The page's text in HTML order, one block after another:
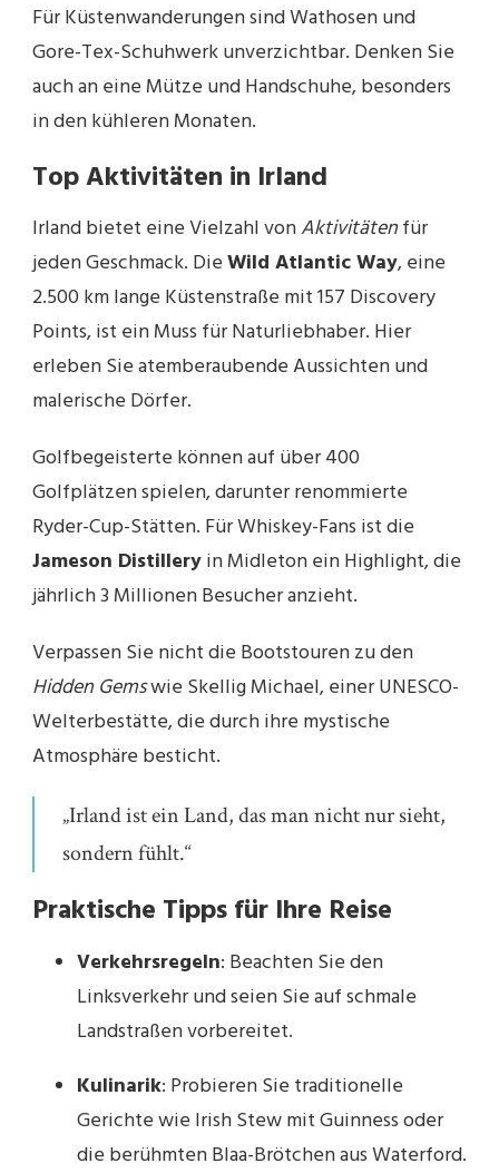
Für Küstenwanderungen sind Wathosen und
Gore-Tex-Schuhwerk unverzichtbar. Denken Sie
auch an eine Mütze und Handschuhe, besonders
in den kühleren Monaten.
Top Aktivitäten in Irland
Irland bietet eine Vielzahl vonAktivitätenfür
jeden Geschmack. DieWild Atlantic Way, eine
2.500 km lange Küstenstraße mit 157 Discovery
Points, ist ein Muss für Naturliebhaber. Hier
erleben Sie atemberaubende Aussichten und
malerische Dörfer.
Golfbegeisterte können auf über 400
Golfplätzen spielen, darunter renommierte
Ryder-Cup-Stätten. Für Whiskey-Fans ist die
Jameson Distilleryin Midleton ein Highlight, die
jährlich 3 Millionen Besucher anzieht.
Verpassen Sie nicht die Bootstouren zu den
Hidden Gemswie Skellig Michael, einer UNESCO-
Welterbestätte, die durch ihre mystische
Atmosphäre besticht.
„Irland ist ein Land, das man nicht nur sieht,
sondern fühlt.“
Praktische Tipps für Ihre Reise
Verkehrsregeln: Beachten Sie den
Linksverkehr und seien Sie auf schmale
Landstraßen vorbereitet.
Kulinarik: Probieren Sie traditionelle
Gerichte wie Irish Stew mit Guinness oder
die berühmten Blaa-Brötchen aus Waterford.